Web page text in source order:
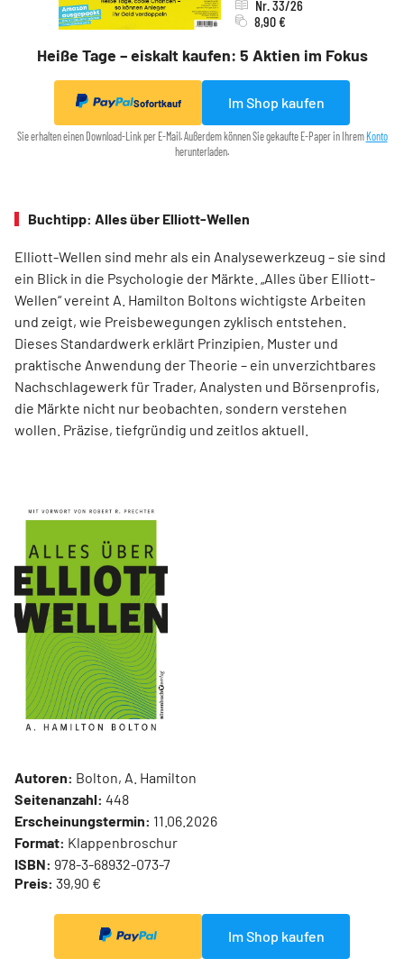
Heiße Tage – eiskalt kaufen: 5 Aktien im Fokus
Nr. 33/26
8,90 €
Sofortkauf Im Shop kaufen
Sie erhalten einen Download-Link per E-Mail. Außerdem können Sie gekaufte E-Paper in Ihrem Konto
herunterladen.
Buchtipp: Alles über Elliott-Wellen
Elliott-Wellen sind mehr als ein Analysewerkzeug – sie sind
ein Blick in die Psychologie der Märkte. „Alles über Elliott-
Wellen“ vereint A. Hamilton Boltons wichtigste Arbeiten
und zeigt, wie Preisbewegungen zyklisch entstehen.
Dieses Standardwerk erklärt Prinzipien, Muster und
praktische Anwendung der Theorie – ein unverzichtbares
Nachschlagewerk für Trader, Analysten und Börsenprofis,
die Märkte nicht nur beobachten, sondern verstehen
wollen. Präzise, tiefgründig und zeitlos aktuell.
Autoren: Bolton, A. Hamilton
Seitenanzahl: 448
Erscheinungstermin: 11.06.2026
Format: Klappenbroschur
ISBN: 978-3-68932-073-7
Preis: 39,90 €
Im Shop kaufen